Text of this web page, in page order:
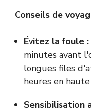
Conseils de
Évitez la foule :
minutes avant
longues files
heures en haute
Sensibilisation